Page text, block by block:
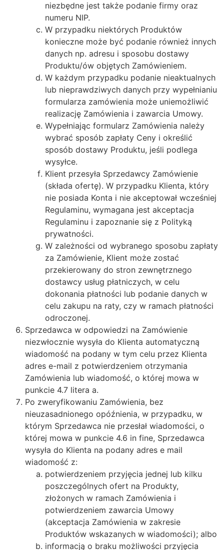
niezbędne jest także podanie firmy oraz
numeru NIP.
W przypadku niektórych Produktów
konieczne może być podanie również innych
danych np. adresu i sposobu dostawy
Produktu/ów objętych Zamówieniem.
W każdym przypadku podanie nieaktualnych
lub nieprawdziwych danych przy wypełnianiu
formularza zamówienia może uniemożliwić
realizację Zamówienia i zawarcia Umowy.
Wypełniając formularz Zamówienia należy
wybrać sposób zapłaty Ceny i określić
sposób dostawy Produktu, jeśli podlega
wysyłce.
Klient przesyła Sprzedawcy Zamówienie
(składa ofertę). W przypadku Klienta, który
nie posiada Konta i nie akceptował wcześniej
Regulaminu, wymagana jest akceptacja
Regulaminu i zapoznanie się z Polityką
prywatności.
W zależności od wybranego sposobu zapłaty
za Zamówienie, Klient może zostać
przekierowany do stron zewnętrznego
dostawcy usług płatniczych, w celu
dokonania płatności lub podanie danych w
celu zakupu na raty, czy w ramach płatności
odroczonej.
Sprzedawca w odpowiedzi na Zamówienie
niezwłocznie wysyła do Klienta automatyczną
wiadomość na podany w tym celu przez Klienta
adres e-mail z potwierdzeniem otrzymania
Zamówienia lub wiadomość, o której mowa w
punkcie 4.7 litera a.
Po zweryfikowaniu Zamówienia, bez
nieuzasadnionego opóźnienia, w przypadku, w
którym Sprzedawca nie przesłał wiadomości, o
której mowa w punkcie 4.6 in fine, Sprzedawca
wysyła do Klienta na podany adres e mail
wiadomość z:
potwierdzeniem przyjęcia jednej lub kilku
poszczególnych ofert na Produkty,
złożonych w ramach Zamówienia i
potwierdzeniem zawarcia Umowy
(akceptacja Zamówienia w zakresie
Produktów wskazanych w wiadomości); albo
informacją o braku możliwości przyjęcia